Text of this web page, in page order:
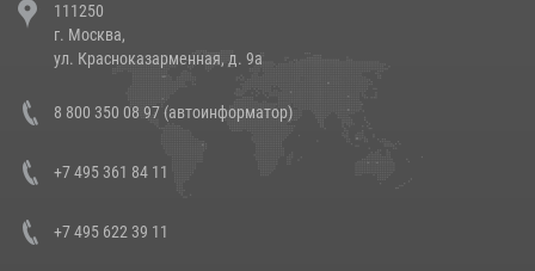
напавших на бригаду скорой помощи (видео)
14 июля 2026, 12:20
В Росгвардии прошла военно-научная конференция по обобщению
боевого опыта
111250
г. Москва,
ул. Красноказарменная, д. 9а
8 800 350 08 97 (автоинформатор)
+7 495 361 84 11
+7 495 622 39 11